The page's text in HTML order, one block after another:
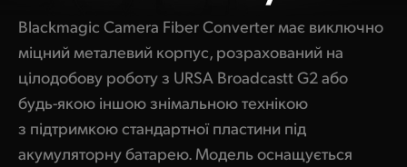
Blackmagic Camera Fiber Converter має виключно
міцний металевий корпус, розрахований на
цілодобову роботу з URSA Broadcastt G2 або
будь-якою іншою знімальною технікою
з підтримкою стандартної пластини під
акумуляторну батарею. Модель оснащується